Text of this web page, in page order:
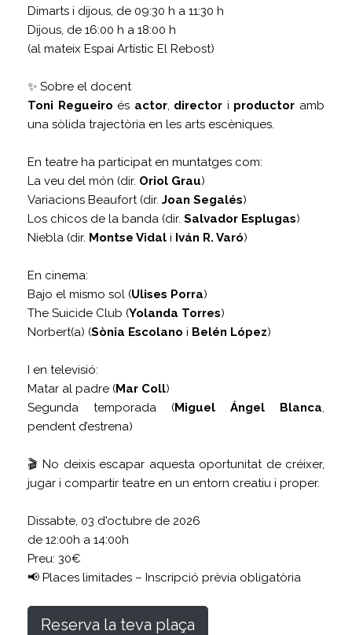
Dimarts i dijous, de 09:30 h a 11:30 h
Dijous, de 16:00 h a 18:00 h
(al mateix Espai Artístic El Rebost)
✨ Sobre el docent
Toni Regueiro és actor, director i productor amb
una sòlida trajectòria en les arts escèniques.
En teatre ha participat en muntatges com:
La veu del món (dir. Oriol Grau)
Variacions Beaufort (dir. Joan Segalés)
Los chicos de la banda (dir. Salvador Esplugas)
Niebla (dir. Montse Vidal i Iván R. Varó)
En cinema:
Bajo el mismo sol (Ulises Porra)
The Suicide Club (Yolanda Torres)
Norbert(a) (Sònia Escolano i Belén López)
I en televisió:
Matar al padre (Mar Coll)
Segunda temporada (Miguel Ángel Blanca,
pendent d’estrena)
🎬 No deixis escapar aquesta oportunitat de créixer,
jugar i compartir teatre en un entorn creatiu i proper.
Dissabte, 03 d'octubre de 2026
de 12:00h a 14:00h
Preu: 30€
📢 Places limitades – Inscripció prèvia obligatòria
Reserva la teva plaça